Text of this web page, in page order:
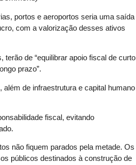
portos e aeroportos seria uma saída
com a valorização desses ativos
de “equilibrar apoio fiscal de curto
prazo”.
de infraestrutura e capital humano
fiscal, evitando
não fiquem parados pela metade. Os
públicos destinados à construção de